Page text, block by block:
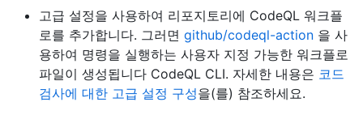
고급 설정을 사용하여 리포지토리에 CodeQL 워크플
로를 추가합니다. 그러면 github/codeql-action 을 사
용하여 명령을 실행하는 사용자 지정 가능한 워크플로
파일이 생성됩니다 CodeQL CLI. 자세한 내용은 코드
검사에 대한 고급 설정 구성을(를) 참조하세요.